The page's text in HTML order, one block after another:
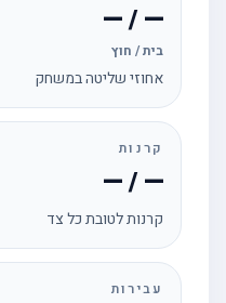
— / —
בית / חוץ
אחוזי שליטה במשחק
קרנות
— / —
קרנות לטובת כל צד
עבירות